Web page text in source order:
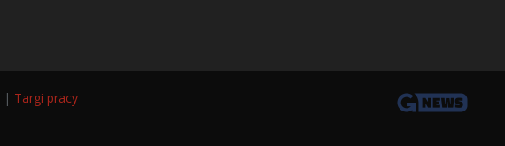
| Targi pracy